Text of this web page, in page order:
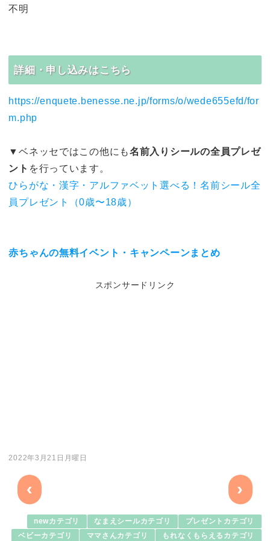
不明
詳細・申し込みはこちら
https://enquete.benesse.ne.jp/forms/o/wede655efd/for
m.php
▼ベネッセではこの他にも名前入りシールの全員プレゼ
ント を行っています。
ひらがな・漢字・アルファベット選べる！名前シール全
員プレゼント（0歳〜18歳）
赤ちゃんの無料イベント・キャンペーンまとめ
スポンサードリンク
2022年3月21日月曜日
‹ ›
newカテゴリ なまえシールカテゴリ プレゼントカテゴリ
ベビーカテゴリ ママさんカテゴリ もれなくもらえるカテゴリ